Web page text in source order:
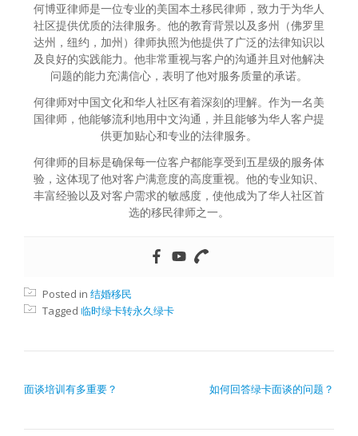
何博亚律师是一位专业的美国本土移民律师，致力于为华人
社区提供优质的法律服务。他的教育背景以及多州（佛罗里
达州，纽约，加州）律师执照为他提供了广泛的法律知识以
及良好的实践能力。他非常重视与客户的沟通并且对他解决
问题的能力充满信心，表明了他对服务质量的承诺。
何律师对中国文化和华人社区有着深刻的理解。作为一名美
国律师，他能够流利地用中文沟通，并且能够为华人客户提
供更加贴心和专业的法律服务。
何律师的目标是确保每一位客户都能享受到五星级的服务体
验，这体现了他对客户满意度的高度重视。他的专业知识、
丰富经验以及对客户需求的敏感度，使他成为了华人社区首
选的移民律师之一。
Posted in 结婚移民
Tagged 临时绿卡转永久绿卡
面谈培训有多重要？ 如何回答绿卡面谈的问题？